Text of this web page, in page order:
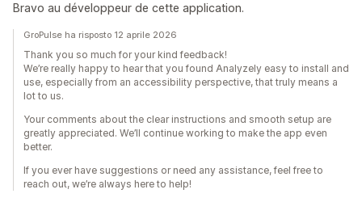
Bravo au développeur de cette application.
GroPulse ha risposto 12 aprile 2026
Thank you so much for your kind feedback!
We’re really happy to hear that you found Analyzely easy to install and
use, especially from an accessibility perspective, that truly means a
lot to us.
Your comments about the clear instructions and smooth setup are
greatly appreciated. We’ll continue working to make the app even
better.
If you ever have suggestions or need any assistance, feel free to
reach out, we’re always here to help!